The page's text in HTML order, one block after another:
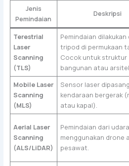
Jenis
Pemindaian
Deskripsi
Terestrial
Laser
Scanning
(TLS)
Pemindaian dilakukan
tripod di permukaan
Cocok untuk struktur
bangunan atau
Mobile Laser
Scanning
(MLS)
Sensor laser
kendaraan bergerak
atau kapal).
Aerial Laser
Scanning
(ALS/LiDAR)
Pemindaian dari udara
menggunakan drone
pesawat.